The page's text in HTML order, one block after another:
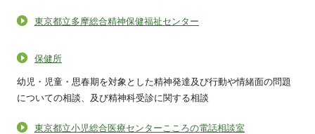
東京都立多摩総合精神保健福祉センター
保健所
幼児・児童・思春期を対象とした精神発達及び行動や情緒面の問題
についての相談、及び精神科受診に関する相談
東京都立小児総合医療センターこころの電話相談室